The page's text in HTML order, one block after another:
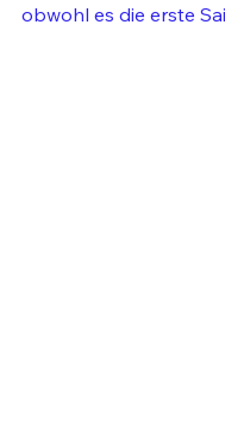
obwohl es die erste